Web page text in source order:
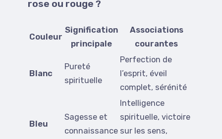
rose ou rouge ?
Couleur
Signification
principale
Associations
courantes
Blanc
Pureté
spirituelle
Perfection de
l’esprit, éveil
complet, sérénité
Bleu
Sagesse et
connaissance
Intelligence
spirituelle, victoire
sur les sens,